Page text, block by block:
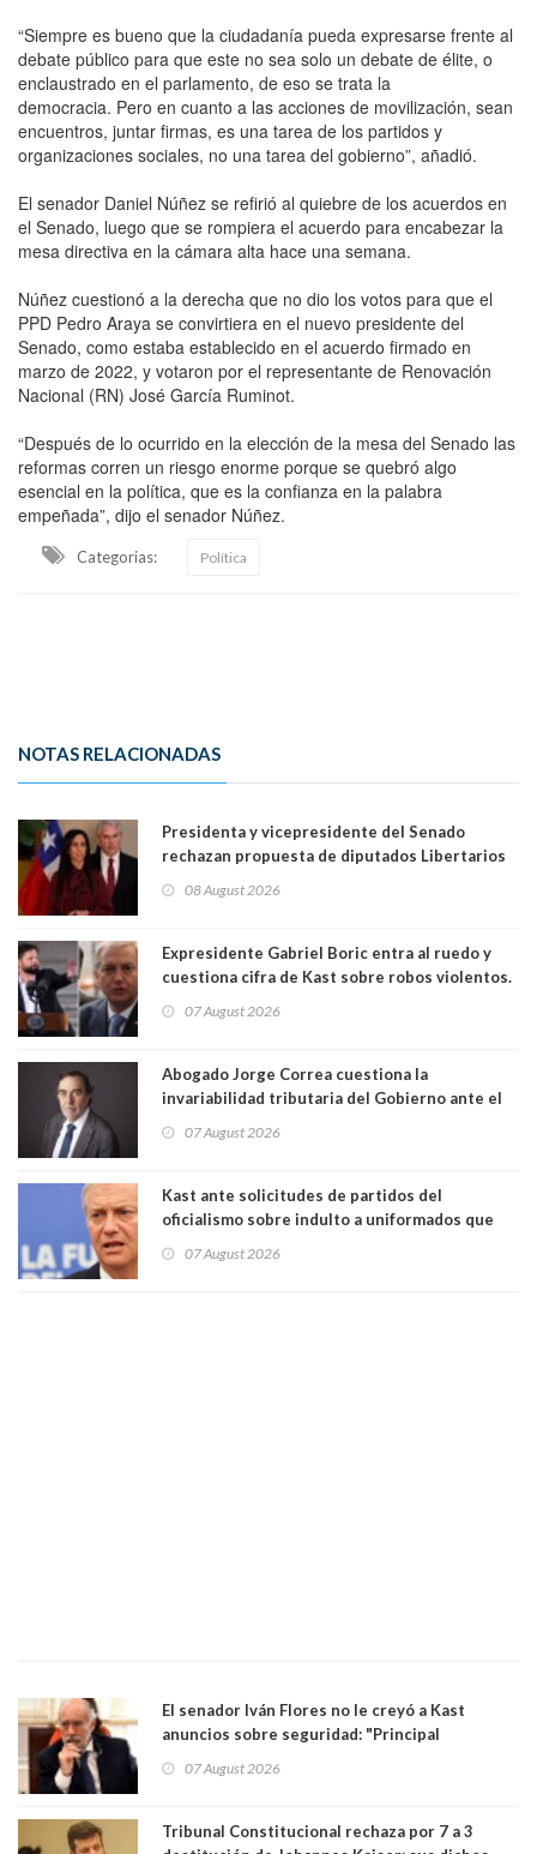
“Siempre es bueno que la ciudadanía pueda expresarse frente al
debate público para que este no sea solo un debate de élite, o
enclaustrado en el parlamento, de eso se trata la
democracia. Pero en cuanto a las acciones de movilización, sean
encuentros, juntar firmas, es una tarea de los partidos y
organizaciones sociales, no una tarea del gobierno”, añadió.
El senador Daniel Núñez se refirió al quiebre de los acuerdos en
el Senado, luego que se rompiera el acuerdo para encabezar la
mesa directiva en la cámara alta hace una semana.
Núñez cuestionó a la derecha que no dio los votos para que el
PPD Pedro Araya se convirtiera en el nuevo presidente del
Senado, como estaba establecido en el acuerdo firmado en
marzo de 2022, y votaron por el representante de Renovación
Nacional (RN) José García Ruminot.
“Después de lo ocurrido en la elección de la mesa del Senado las
reformas corren un riesgo enorme porque se quebró algo
esencial en la política, que es la confianza en la palabra
empeñada”, dijo el senador Núñez.
Categorias: Política
NOTAS RELACIONADAS
Presidenta y vicepresidente del Senado
rechazan propuesta de diputados Libertarios
"Constituye un camino equivocado"
08 August 2026
Expresidente Gabriel Boric entra al ruedo y
cuestiona cifra de Kast sobre robos violentos.
07 August 2026
Abogado Jorge Correa cuestiona la
invariabilidad tributaria del Gobierno ante el
democracia” y "defendemos la alternancia en el
07 August 2026
Kast ante solicitudes de partidos del
oficialismo sobre indulto a uniformados que
07 August 2026
El senador Iván Flores no le creyó a Kast
anuncios sobre seguridad: "Principal
perseguir ruta del dinero y levantar secreto
07 August 2026
Tribunal Constitucional rechaza por 7 a 3